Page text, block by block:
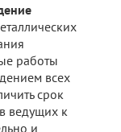
работы
всех
срок
ведущих к
и